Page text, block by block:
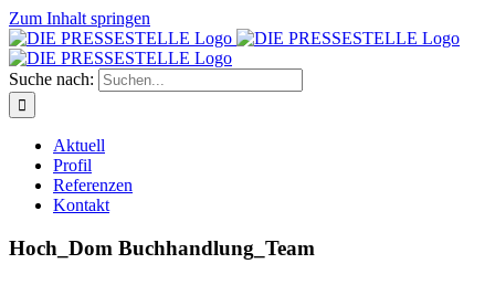
Zum Inhalt springen
Suche nach:
Aktuell
Profil
Referenzen
Kontakt
Hoch_Dom Buchhandlung_Team